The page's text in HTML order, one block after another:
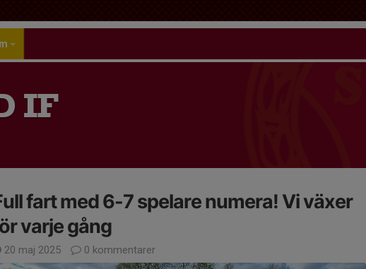
IF
fart med 6-7 spelare numera! Vi växer
varje gång
20 maj 2025 0 kommentarer